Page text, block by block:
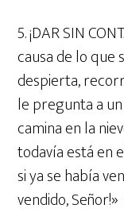
5. ¡DAR SIN
causa de lo que
despierta,
le pregunta a
camina en la
todavía está en
si ya se había
vendido,